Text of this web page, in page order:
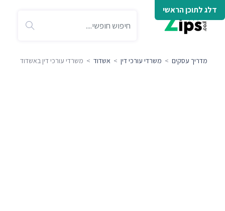
דלג לתוכן הראשי
מדריך עסקים > משרדי עורכי דין > אשדוד > משרדי עורכי דין באשדוד